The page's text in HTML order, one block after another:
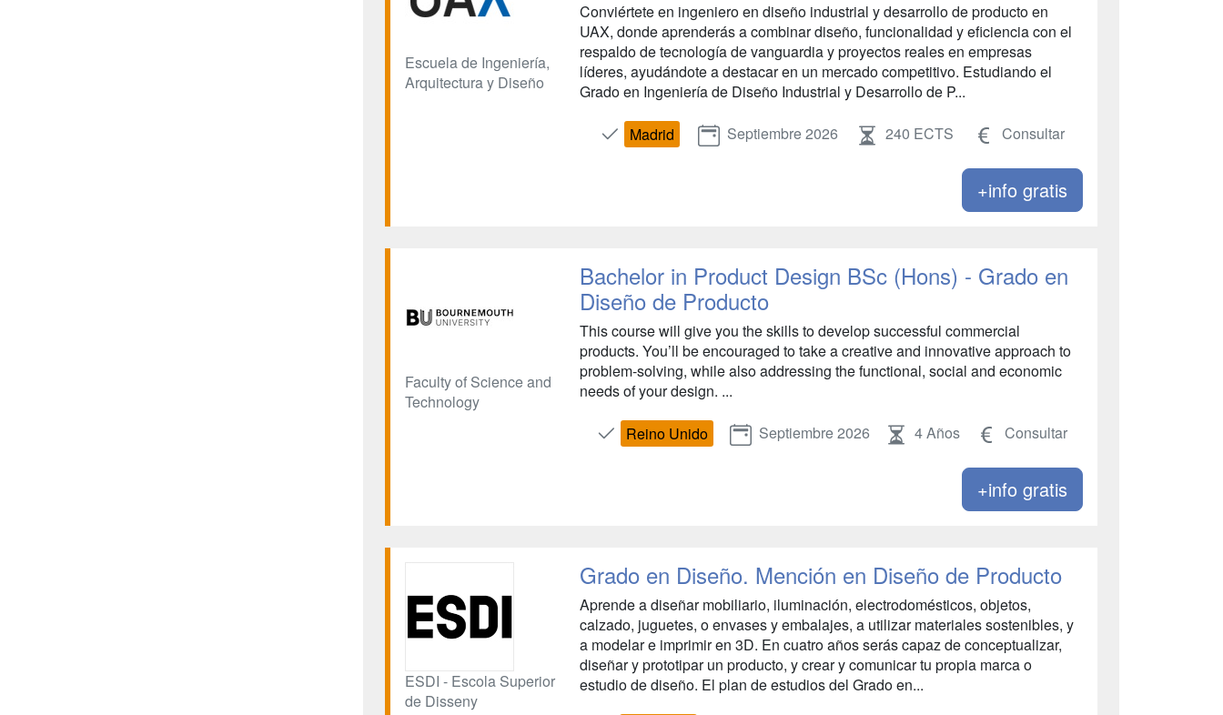
Escuela de Ingeniería,
Arquitectura y Diseño
Conviértete en ingeniero en diseño industrial y desarrollo de producto en
UAX, donde aprenderás a combinar diseño, funcionalidad y eficiencia con el
respaldo de tecnología de vanguardia y proyectos reales en empresas
líderes, ayudándote a destacar en un mercado competitivo. Estudiando el
Grado en Ingeniería de Diseño Industrial y Desarrollo de P...
Madrid Septiembre 2026 240 ECTS Consultar
+info gratis
Faculty of Science and
Technology
Bachelor in Product Design BSc (Hons) - Grado en
Diseño de Producto
This course will give you the skills to develop successful commercial
products. You’ll be encouraged to take a creative and innovative approach to
problem-solving, while also addressing the functional, social and economic
needs of your design. ...
Reino Unido Septiembre 2026 4 Años Consultar
+info gratis
ESDI - Escola Superior
de Disseny
Grado en Diseño. Mención en Diseño de Producto
Aprende a diseñar mobiliario, iluminación, electrodomésticos, objetos,
calzado, juguetes, o envases y embalajes, a utilizar materiales sostenibles, y
a modelar e imprimir en 3D. En cuatro años serás capaz de conceptualizar,
diseñar y prototipar un producto, y crear y comunicar tu propia marca o
estudio de diseño. El plan de estudios del Grado en...